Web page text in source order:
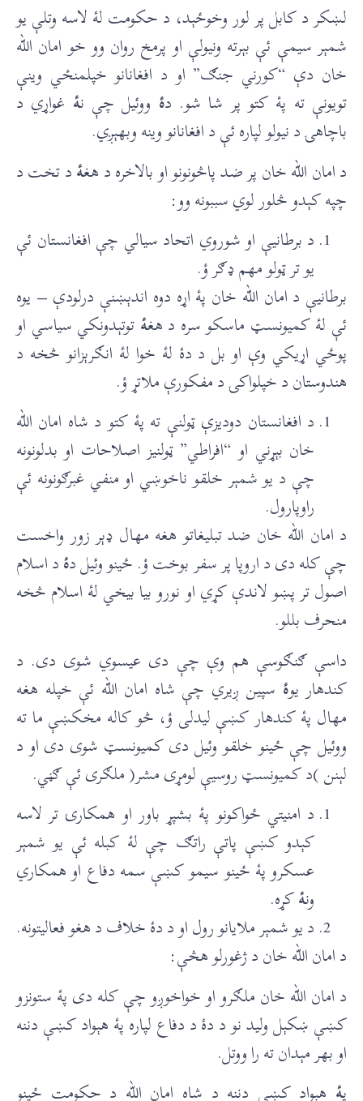
لښکر د کابل پر لور وخوځېد، د حکومت لۀ لاسه وتلې يو
شمېر سیمې ئې بېرته ونیولې او پرمخ روان وو خو امان الله
خان دې “کورني جنګ” او د افغانانو خپلمنځي وینې
تویونې ته پۀ کتو پر شا شو. دۀووئیل چې نۀغواړي د
باچاهۍ د نیولو لپاره ئې د افغانانو وینه وبهېږي.
د امان الله خان پر ضد پاڅونونو او بالاخره د هغۀد تخت د
چپه کېدو څلور لوي سببونه وو:
د برطانیې او شوروي اتحاد سیالي چې افغانستان ئې
یو تر ټولو مهم ډګر ؤ.
برطانیې د امان الله خان پۀ اړه دوه اندېښنې درلودې – یوه
ئې لۀ کمیونسټ ماسکو سره د هغۀتوتېدونکي سیاسي او
پوځي اړیکي وې او بل د دۀ لۀ خوا لۀ انګرېزانو څخه د
هندوستان د خپلواکۍ د مفکورې ملاتړ ؤ.
د افغانستان دودیزې ټولنې ته پۀ کتو د شاه امان الله
خان بېړني او “افراطي” ټولنیز اصلاحات او بدلونونه
چې د یو شمېر خلقو ناخوښي او منفي غبرګونونه ئې
راوپارول.
د امان الله خان ضد تبلیغاتو هغه مهال ډېر زور واخست
چې کله دی د اروپا پر سفر بوخت ؤ. ځینو وئیل دۀد اسلام
اصول تر پښو لاندې کړي او نورو بیا بیخي لۀ اسلام څخه
منحرف بللو.
داسې ګنګوسې هم وې چې دی عیسوي شوی دی. د
کندهار یوۀسپین ږیري چې شاه امان الله ئې خپله هغه
مهال پۀ کندهار کښې لیدلی ؤ، څو کاله مخکښې ما ته
ووئیل چې ځینو خلقو وئيل دی کمیونسټ شوی دی او د
لېنن )د کمیونسټ روسیې لومړی مشر( ملګری ئې ګڼي.
د امنیتي ځواکونو پۀ بشپړ باور او همکارۍ تر لاسه
کېدو کښې پاتې راتګ چې لۀ کبله ئې یو شمېر
عسکرو پۀ ځينو سیمو کښې سمه دفاع او همکاري
ونۀکړه.
د یو شمېر ملایانو رول او د دۀ خلاف د هغو فعالیتونه.
د امان الله خان د ژغورلو هڅې:
د امان الله خان ملګرو او خواخوږو چې کله دی پۀ ستونزو
کښې ښکېل ولید نو د دۀ د دفاع لپاره پۀ هېواد کښې دننه
او بهر مېدان ته را ووتل.
پۀهېواد کښې دننه د شاه امان الله د حکومت ځینو